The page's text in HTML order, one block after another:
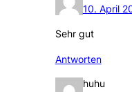
10. April
Sehr gut
Antworten
huhu